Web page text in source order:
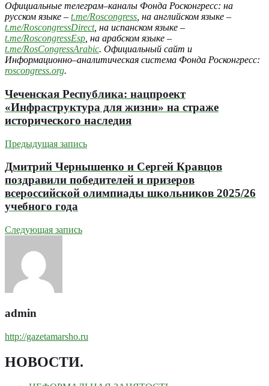
Официальные телеграм–каналы Фонда Росконгресс: на
русском языке – t.me/Roscongress , на английском языке –
t.me/RoscongressDirect, на испанском языке –
t.me/RoscongressEsp , на арабском языке –
t.me/RosCongressArabic. Официальный сайт и
Информационно–аналитическая система Фонда Росконгресс:
roscongress.org.
Чеченская Республика: нацпроект
«Инфраструктура для жизни» на страже
исторического наследия
Предыдущая запись
Дмитрий Чернышенко и Сергей Кравцов
поздравили победителей и призеров
всероссийской олимпиады школьников 2025/26
учебного года
Следующая запись
admin
http://gazetamarsho.ru
НОВОСТИ.